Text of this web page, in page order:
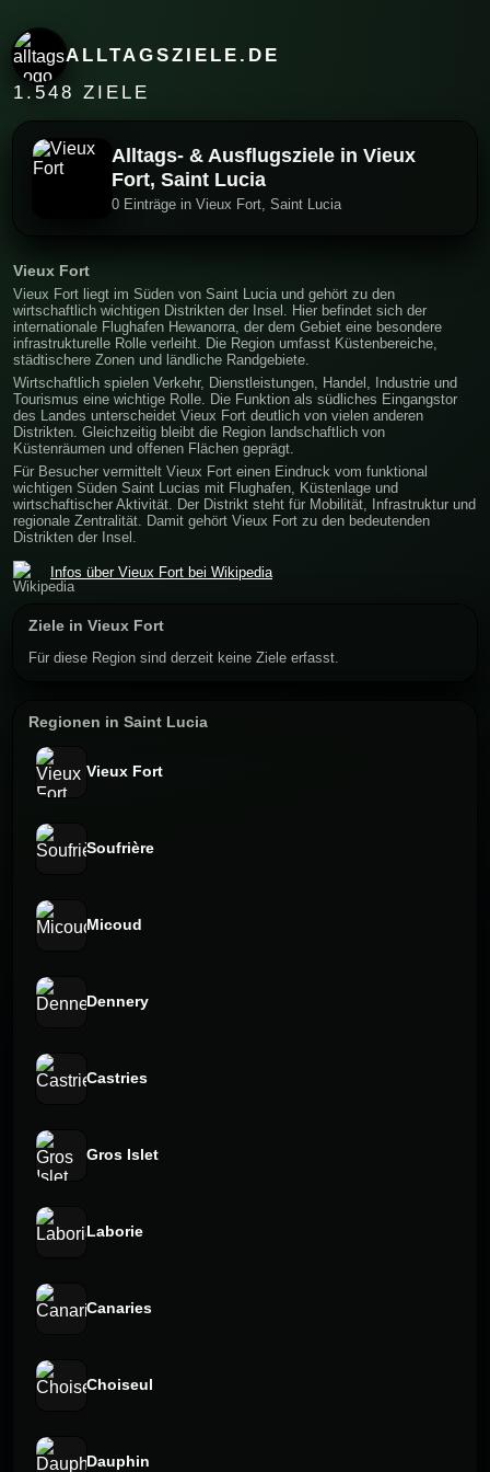
ALLTAGSZIELE.DE
1.548 ZIELE
Alltags- & Ausflugsziele in Vieux
Fort, Saint Lucia
0 Einträge in Vieux Fort, Saint Lucia
Vieux Fort
Vieux Fort liegt im Süden von Saint Lucia und gehört zu den
wirtschaftlich wichtigen Distrikten der Insel. Hier befindet sich der
internationale Flughafen Hewanorra, der dem Gebiet eine besondere
infrastrukturelle Rolle verleiht. Die Region umfasst Küstenbereiche,
städtischere Zonen und ländliche Randgebiete.
Wirtschaftlich spielen Verkehr, Dienstleistungen, Handel, Industrie und
Tourismus eine wichtige Rolle. Die Funktion als südliches Eingangstor
des Landes unterscheidet Vieux Fort deutlich von vielen anderen
Distrikten. Gleichzeitig bleibt die Region landschaftlich von
Küstenräumen und offenen Flächen geprägt.
Für Besucher vermittelt Vieux Fort einen Eindruck vom funktional
wichtigen Süden Saint Lucias mit Flughafen, Küstenlage und
wirtschaftischer Aktivität. Der Distrikt steht für Mobilität, Infrastruktur und
regionale Zentralität. Damit gehört Vieux Fort zu den bedeutenden
Distrikten der Insel.
Infos über Vieux Fort bei Wikipedia
Ziele in Vieux Fort
Für diese Region sind derzeit keine Ziele erfasst.
Regionen in Saint Lucia
Vieux Fort
Soufrière
Micoud
Dennery
Castries
Gros Islet
Laborie
Canaries
Choiseul
Dauphin